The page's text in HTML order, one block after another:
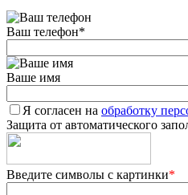
Ваш телефон*
Ваше имя
Я согласен на обработку
Защита от автоматического
Введите символы с картинки*